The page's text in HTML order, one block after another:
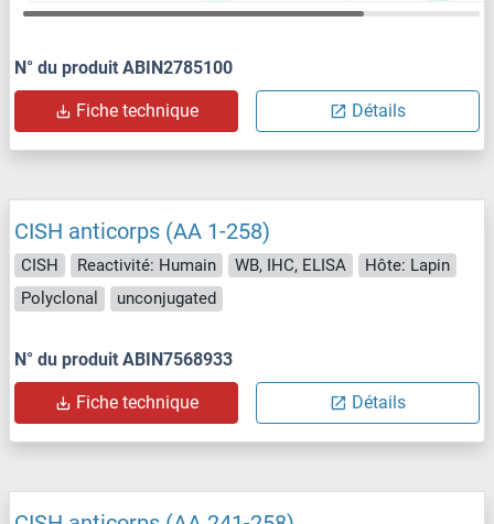
N° du produit ABIN2785100
Fiche technique Détails
CISH anticorps (AA 1-258)
CISH Reactivité: Humain WB, IHC, ELISA
Hôte: Lapin
Polyclonal
unconjugated
N° du produit ABIN7568933
Fiche technique Détails